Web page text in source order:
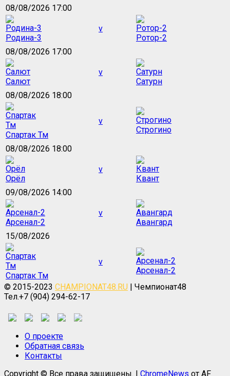
08/08/2026 17:00
Родина-3
v
Ротор-2
08/08/2026 17:00
Салют
v
Сатурн
08/08/2026 18:00
Спартак Тм
v
Строгино
08/08/2026 18:00
Орёл
v
Квант
09/08/2026 14:00
Арсенал-2
v
Авангард
15/08/2026
Спартак Тм
v
Арсенал-2
© 2015-2023 CHAMPIONAT48.RU | Чемпионат48
Тел.+7 (904) 294-62-17
О проекте
Обратная связь
Контакты
Copyright © Все права защищены.
ChromeNews от AF